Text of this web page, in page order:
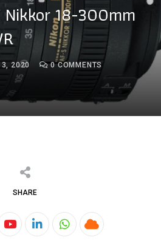
Nikkor 18-300mm
2020 0COMMENTS
SHARE
YoutubeLinkedInWhatsapp
Cloud